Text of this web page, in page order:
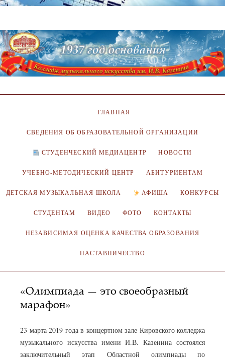
ГЛАВНАЯ
СВЕДЕНИЯ ОБ ОБРАЗОВАТЕЛЬНОЙ ОРГАНИЗАЦИИ
СТУДЕНЧЕСКИЙ МЕДИАЦЕНТР НОВОСТИ
УЧЕБНО-МЕТОДИЧЕСКИЙ ЦЕНТР АБИТУРИЕНТАМ
ДЕТСКАЯ МУЗЫКАЛЬНАЯ ШКОЛА АФИША КОНКУРСЫ
СТУДЕНТАМ ВИДЕО ФОТО КОНТАКТЫ
НЕЗАВИСИМАЯ ОЦЕНКА КАЧЕСТВА ОБРАЗОВАНИЯ
НАСТАВНИЧЕСТВО
«Олимпиада — это своеобразный
марафон»
23 марта 2019 года в концертном зале Кировского колледжа
музыкального искусства имени И.В. Казенина состоялся
заключительный этап Областной олимпиады по